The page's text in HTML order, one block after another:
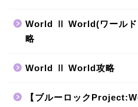
World Ⅱ World(ワールド
略
World Ⅱ World攻略
【ブルーロック